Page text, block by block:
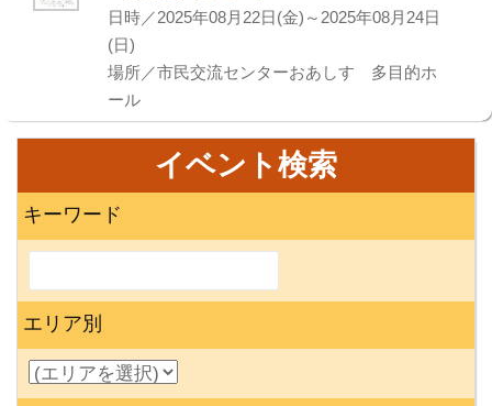
日時／2025年08月22日(金)～2025年08月24日
(日)
場所／市民交流センターおあしす 多目的ホ
ール
イベント検索
キーワード
エリア別